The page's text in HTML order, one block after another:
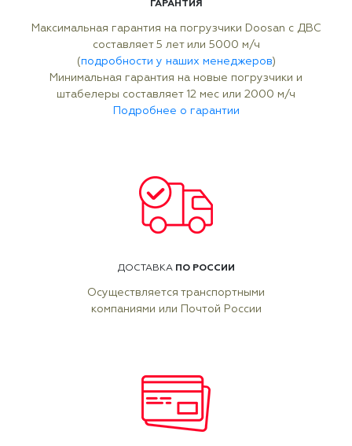
ГАРАНТИЯ
Максимальная гарантия на погрузчики Doosan с ДВС
составляет 5 лет или 5000 м/ч
(подробности у наших менеджеров)
Минимальная гарантия на новые погрузчики и
штабелеры составляет 12 мес или 2000 м/ч
Подробнее о гарантии
ДОСТАВКА ПО РОССИИ
Осуществляется транспортными
компаниями или Почтой России